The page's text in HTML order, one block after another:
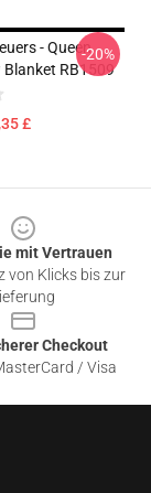
- Queen
RB1509
£
-20%
mit Vertrauen
von Klicks bis zur
Checkout
/ Visa